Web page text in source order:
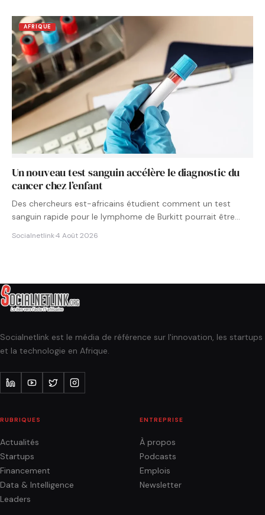
AFRIQUE
Un nouveau test sanguin accélère le diagnostic du
cancer chez l’enfant
Des chercheurs est-africains étudient comment un test
sanguin rapide pour le lymphome de Burkitt pourrait être
Socialnetlink·4 Août 2026
Socialnetlink est le média de référence sur l'innovation, les startups
et la technologie en Afrique.
RUBRIQUES
Actualités
Startups
Financement
Data & Intelligence
Leaders
ENTREPRISE
À propos
Podcasts
Emplois
Newsletter